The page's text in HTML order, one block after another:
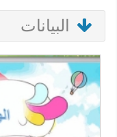
البيانات